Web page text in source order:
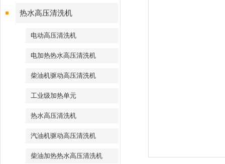
热水高压清洗机
电动高压清洗机
电加热热水高压清洗机
柴油机驱动高压清洗机
工业级加热单元
热水高压清洗机
汽油机驱动高压清洗机
柴油加热热水高压清洗机